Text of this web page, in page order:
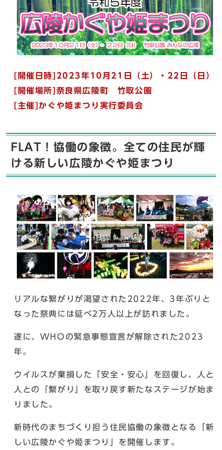
[開催日時]2023年10月21日（土）・22日（日）
[開催場所]奈良県広陵町 竹取公園
[主催]かぐや姫まつり実行委員会
FLAT！協働の象徴。全ての住民が輝
ける新しい広陵かぐや姫まつり
リアルな繋がりが渇望された2022年、3年ぶりと
なった祭典には延べ2万人以上が訪れました。
遂に、WHOの緊急事態宣言が解除された2023
年。
ウイルスが棄損した「安全・安心」を回復し、人と
人との「繋がり」を取り戻す新たなステージが始ま
りました。
新時代のまちづくり担う住民協働の象徴となる「新
しい広陵かぐや姫まつり」を開催します。